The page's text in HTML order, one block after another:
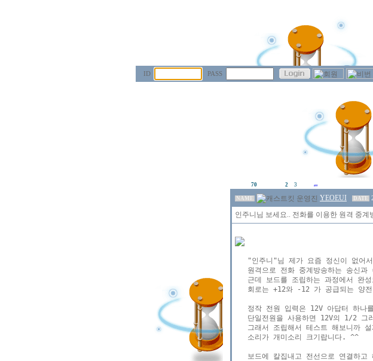
ID PASS
70 2 3
NAME YEOEUI DATE
인주니님 보세요.. 전화를 이용한 원격 중계
"인주니"님 제가 요즘 정신이 없어
원격으로 전화 중계방송하는 송신
근데 보드를 조립하는 과정에서 완
회로는 +12와 -12 가 공급되는 양
정작 전원 입력은 12V 아답터 하나
단일전원을 사용하면 12V의 1/2 그
그래서 조립해서 테스트 해보니까
   소리가 개미소리 크기랍니다. ^^
보드에 칼집내고 전선으로 연결하고